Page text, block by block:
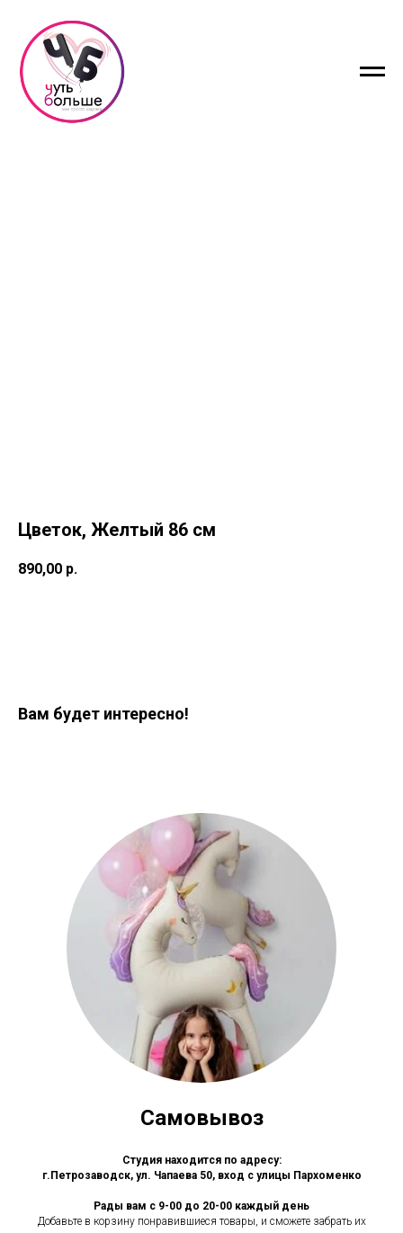
Цветок, Желтый 86 см
890,00 р.
Вам будет интересно!
Самовывоз
Студия находится по адресу:
г.Петрозаводск, ул. Чапаева 50, вход с улицы Пархоменко
Рады вам с 9-00 до 20-00 каждый день
Добавьте в корзину понравившиеся товары, и сможете забрать их